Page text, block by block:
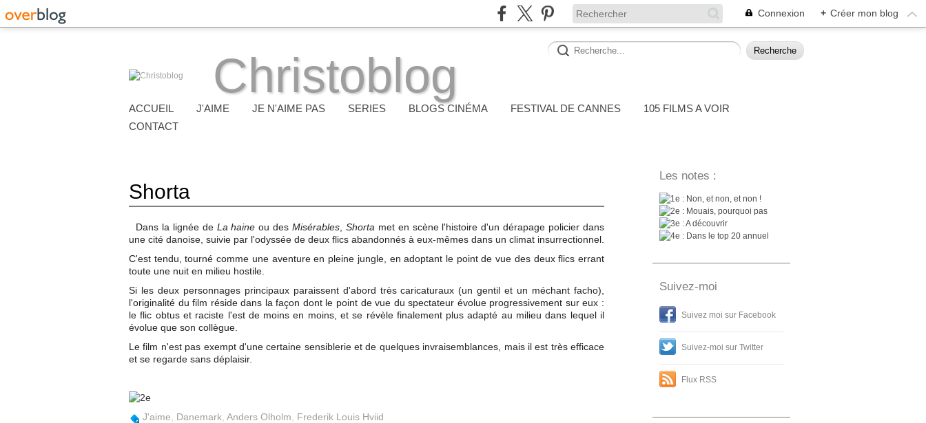
Connexion + Créer mon blog
Christoblog
ACCUEIL J'AIME JE N'AIME PAS SERIES BLOGS CINÉMA FESTIVAL DE CANNES
105 FILMS A VOIR
CONTACT
Shorta
Dans la lignée de La haine ou desMisérables Shorta met en scène l'histoire d'un dérapage policier dans
une cité danoise, suivie par l'odyssée de deux flics abandonnés à eux-mêmes dans un climat insurrectionnel.
C'est tendu, tourné comme une aventure en pleine jungle, en adoptant le point de vue des deux flics errant
toute une nuit en milieu hostile.
Si les deux personnages principaux paraissent d'abord très caricaturaux (un gentil et un méchant facho),
l'originalité du film réside dans la façon dont le point de vue du spectateur évolue progressivement sur eux :
le flic obtus et raciste l'est de moins en moins, et se révèle finalement plus adapté au milieu dans lequel il
évolue que son collègue.
Le film n'est pas exempt d'une certaine sensiblerie et de quelques invraisemblances, mais il est très efficace
et se regarde sans déplaisir.
J'aime Danemark Anders Olholm Frederik Louis Hviid
Les notes :
: Non, et non, et non !
: Mouais, pourquoi pas
: A découvrir
: Dans le top 20 annuel
Suivez-moi
Suivez moi sur Facebook
Suivez-moi sur Twitter
Flux RSS